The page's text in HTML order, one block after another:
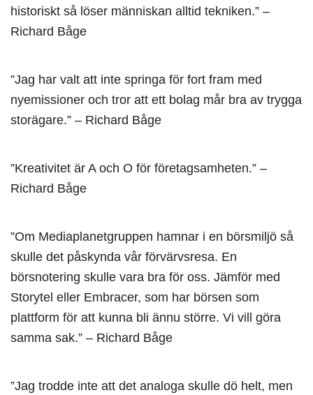
historiskt så löser människan alltid tekniken.” –
Richard Båge
”Jag har valt att inte springa för fort fram med
nyemissioner och tror att ett bolag mår bra av trygga
storägare.” – Richard Båge
”Kreativitet är A och O för företagsamheten.” –
Richard Båge
”Om Mediaplanetgruppen hamnar i en börsmiljö så
skulle det påskynda vår förvärvsresa. En
börsnotering skulle vara bra för oss. Jämför med
Storytel eller Embracer, som har börsen som
plattform för att kunna bli ännu större. Vi vill göra
samma sak.” – Richard Båge
”Jag trodde inte att det analoga skulle dö helt, men